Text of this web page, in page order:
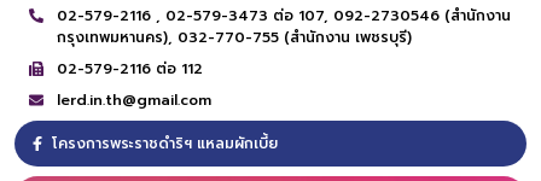
02-579-2116 , 02-579-3473 ต่อ 107, 092-2730546 (สำนักงาน
กรุงเทพมหานคร), 032-770-755 (สำนักงาน เพชรบุรี)
02-579-2116 ต่อ 112
lerd.in.th@gmail.com
โครงการพระราชดำริฯ แหลมผักเบี้ย